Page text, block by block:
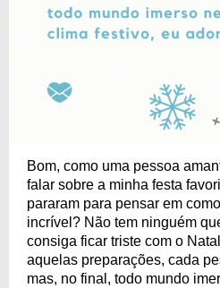
Bom, como uma pessoa
falar sobre a minha festa
pararam para pensar em
incrível? Não tem ninguém
consiga ficar triste com o
aquelas preparações, cada
mas, no final, todo mundo